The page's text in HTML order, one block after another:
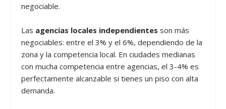
negociable.
Las agencias locales independientes son más
negociables: entre el 3% y el 6%, dependiendo de la
zona y la competencia local. En ciudades medianas
con mucha competencia entre agencias, el 3-4% es
perfectamente alcanzable si tienes un piso con alta
demanda.